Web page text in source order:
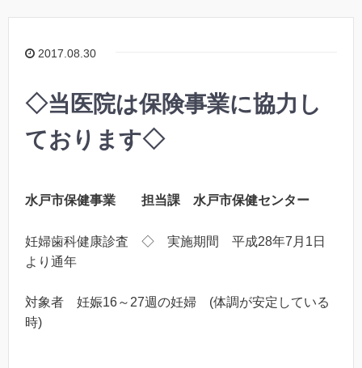
2017.08.30
◇当医院は保険事業に協力し
ております◇
水戸市保健事業 担当課 水戸市保健センター
妊婦歯科健康診査 ◇ 実施期間 平成28年7月1日
より通年
対象者 妊娠16～27週の妊婦 (体調が安定している
時)